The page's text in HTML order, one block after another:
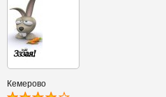
Кемерово